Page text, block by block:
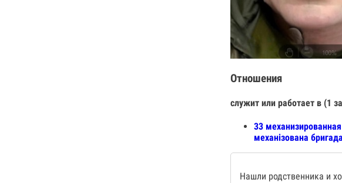
Отношения
служит или работает в (1
33
механізована
Нашли родственника и